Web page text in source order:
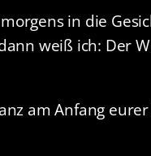
in die
weiß ich: Der
am Anfang